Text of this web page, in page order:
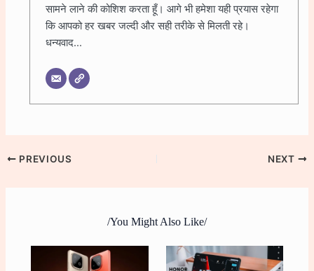
सामने लाने की कोशिश करता हूँ। आगे भी हमेशा यही प्रयास रहेगा
कि आपको हर खबर जल्दी और सही तरीके से मिलती रहे।
धन्यवाद...
PREVIOUS NEXT
/You Might Also Like/